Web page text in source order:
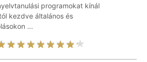
programokat kínál
kezdve általános és
...